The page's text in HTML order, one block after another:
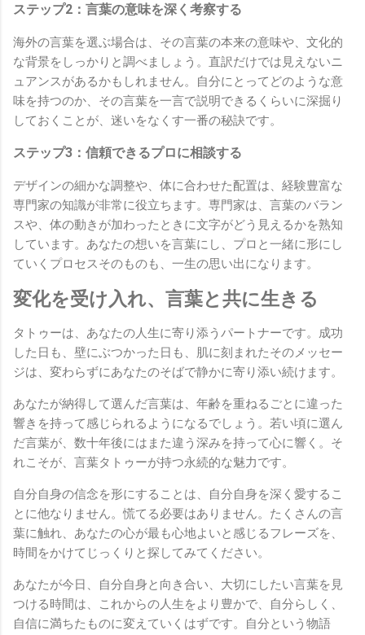
ステップ2：言葉の意味を深く考察する
海外の言葉を選ぶ場合は、その言葉の本来の意味や、文化的
な背景をしっかりと調べましょう。直訳だけでは見えないニ
ュアンスがあるかもしれません。自分にとってどのような意
味を持つのか、その言葉を一言で説明できるくらいに深掘り
しておくことが、迷いをなくす一番の秘訣です。
ステップ3：信頼できるプロに相談する
デザインの細かな調整や、体に合わせた配置は、経験豊富な
専門家の知識が非常に役立ちます。専門家は、言葉のバラン
スや、体の動きが加わったときに文字がどう見えるかを熟知
しています。あなたの想いを言葉にし、プロと一緒に形にし
ていくプロセスそのものも、一生の思い出になります。
変化を受け入れ、言葉と共に生きる
タトゥーは、あなたの人生に寄り添うパートナーです。成功
した日も、壁にぶつかった日も、肌に刻まれたそのメッセー
ジは、変わらずにあなたのそばで静かに寄り添い続けます。
あなたが納得して選んだ言葉は、年齢を重ねるごとに違った
響きを持って感じられるようになるでしょう。若い頃に選ん
だ言葉が、数十年後にはまた違う深みを持って心に響く。そ
れこそが、言葉タトゥーが持つ永続的な魅力です。
自分自身の信念を形にすることは、自分自身を深く愛するこ
とに他なりません。慌てる必要はありません。たくさんの言
葉に触れ、あなたの心が最も心地よいと感じるフレーズを、
時間をかけてじっくりと探してみてください。
あなたが今日、自分自身と向き合い、大切にしたい言葉を見
つける時間は、これからの人生をより豊かで、自分らしく、
自信に満ちたものに変えていくはずです。自分という物語